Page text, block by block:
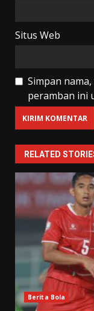
Situs Web
Simpan
peramban ini
RELATED
Berita Bola